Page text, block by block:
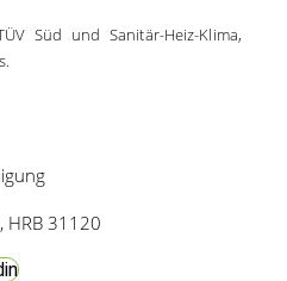
Süd und Sanitär-Heiz-Klima,
HRB 31120